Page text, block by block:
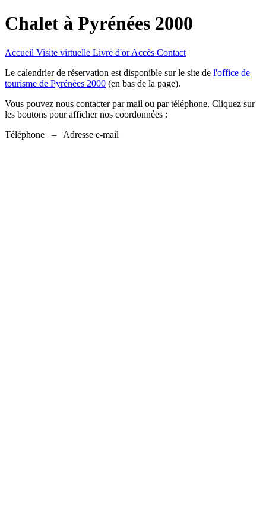
Chalet à Pyrénées 2000
Accueil Visite virtuelle Livre d'orAccès Contact
Le calendrier de réservation est disponible sur le site de l'office de
tourisme de Pyrénées 2000 (en bas de la page).
Vous pouvez nous contacter par mail ou par téléphone. Cliquez sur
les boutons pour afficher nos coordonnées :
Téléphone – Adresse e-mail